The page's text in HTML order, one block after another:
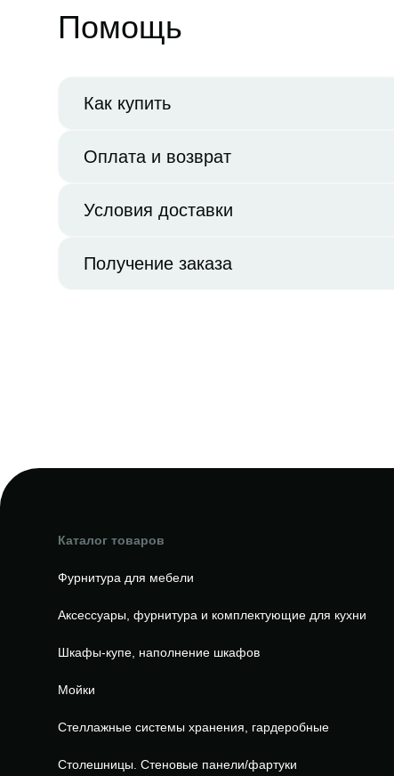
Помощь
Как купить
Оплата и возврат
Условия доставки
Получение заказа
Каталог товаров
Фурнитура для мебели
Аксессуары, фурнитура и комплектующие для кухни
Шкафы-купе, наполнение шкафов
Мойки
Стеллажные системы хранения, гардеробные
Столешницы. Стеновые панели/фартуки